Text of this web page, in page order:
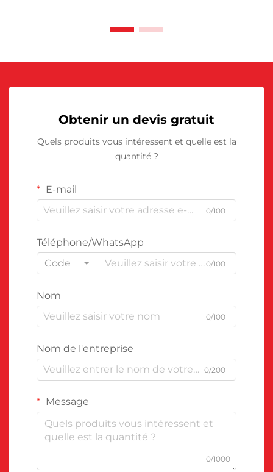
Obtenir un devis gratuit
Quels produits vous intéressent et quelle est la
quantité ?
E-mail
0/100
Téléphone/WhatsApp
Code
0/100
Nom
0/100
Nom de l'entreprise
0/200
Message
0/1000